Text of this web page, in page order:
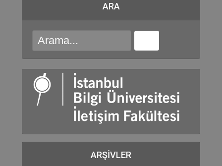
ARA
ARŞIVLER